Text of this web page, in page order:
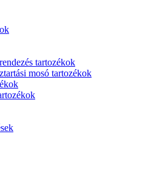
tartozékok
mosó tartozékok